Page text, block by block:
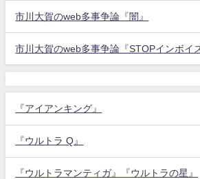
市川大賀のweb多事争論『闇』
市川大賀のweb多事争論『STOPインボイ
『アイアンキング』
『ウルトラ Q』
『ウルトラマンティガ』『ウルトラの星』